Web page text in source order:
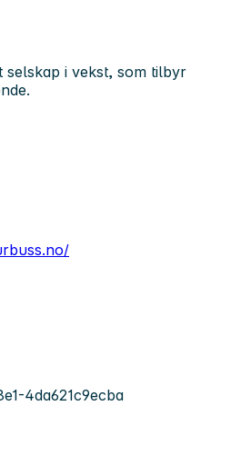
selskap i vekst, som tilbyr
4da621c9ecba